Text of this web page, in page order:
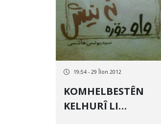
19:54 - 29 Îlon 2012
KOMHELBESTÊN
KELHURÎ LI